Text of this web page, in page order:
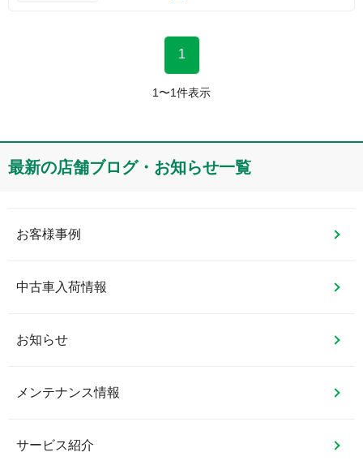
1
1 〜1件表示
最新の店舗ブログ・お知らせ一覧
お客様事例
中古車入荷情報
お知らせ
メンテナンス情報
サービス紹介